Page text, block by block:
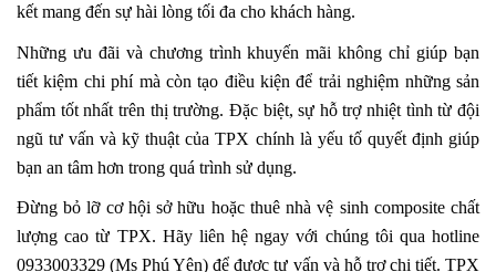
kết mang đến sự hài lòng tối đa cho khách hàng.
Những ưu đãi và chương trình khuyến mãi không chỉ giúp bạn
tiết kiệm chi phí mà còn tạo điều kiện để trải nghiệm những sản
phẩm tốt nhất trên thị trường. Đặc biệt, sự hỗ trợ nhiệt tình từ đội
ngũ tư vấn và kỹ thuật của TPX chính là yếu tố quyết định giúp
bạn an tâm hơn trong quá trình sử dụng.
Đừng bỏ lỡ cơ hội sở hữu hoặc thuê nhà vệ sinh composite chất
lượng cao từ TPX. Hãy liên hệ ngay với chúng tôi qua hotline
0933003329 (Ms Phú Yên) để được tư vấn và hỗ trợ chi tiết. TPX